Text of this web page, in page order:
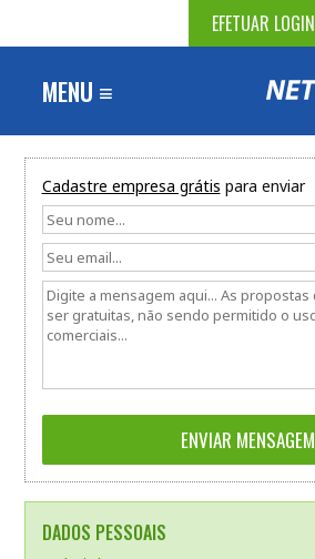
EFETUAR
MENU ≡
Cadastre empresa grátis para enviar
DADOS PESSOAIS